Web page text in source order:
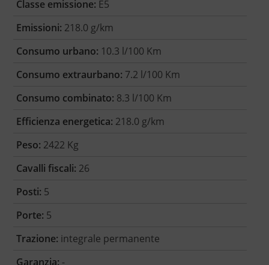
Classe emissione: E5
Emissioni: 218.0 g/km
Consumo urbano: 10.3 l/100 Km
Consumo extraurbano: 7.2 l/100 Km
Consumo combinato: 8.3 l/100 Km
Efficienza energetica: 218.0 g/km
Peso: 2422 Kg
Cavalli fiscali: 26
Posti: 5
Porte: 5
Trazione: integrale permanente
Garanzia: -